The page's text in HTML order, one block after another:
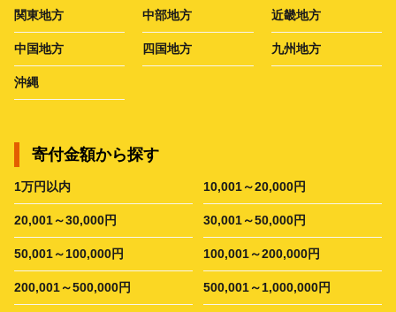
関東地方 中部地方 近畿地方
中国地方 四国地方 九州地方
沖縄
寄付金額から探す
1万円以内 10,001～20,000円
20,001～30,000円 30,001～50,000円
50,001～100,000円 100,001～200,000円
200,001～500,000円 500,001～1,000,000円